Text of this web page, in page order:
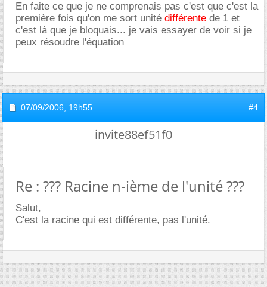
En faite ce que je ne comprenais pas c'est que c'est la
première fois qu'on me sort unité différente de 1 et
c'est là que je bloquais... je vais essayer de voir si je
peux résoudre l'équation
07/09/2006, 19h55 #4
invite88ef51f0
Re : ??? Racine n-ième de l'unité ???
Salut,
C'est la racine qui est différente, pas l'unité.